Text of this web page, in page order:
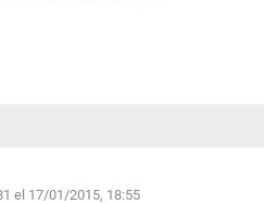
el 17/01/2015, 18:55